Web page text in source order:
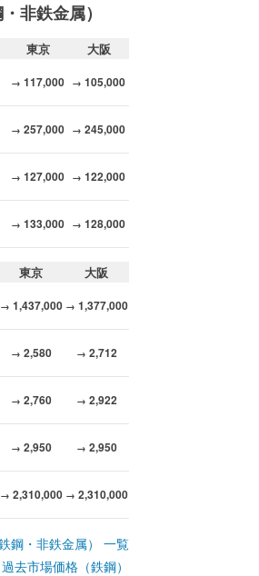
非鉄金属）
東京
大阪
→ 117,000 → 105,000
→ 257,000 → 245,000
→ 127,000 → 122,000
→ 133,000 → 128,000
東京
大阪
→ 1,437,000 → 1,377,000
→ 2,580 → 2,712
→ 2,760 → 2,922
→ 2,950 → 2,950
→ 2,310,000 → 2,310,000
鋼・非鉄金属） 一覧
過去市場価格（鉄鋼）